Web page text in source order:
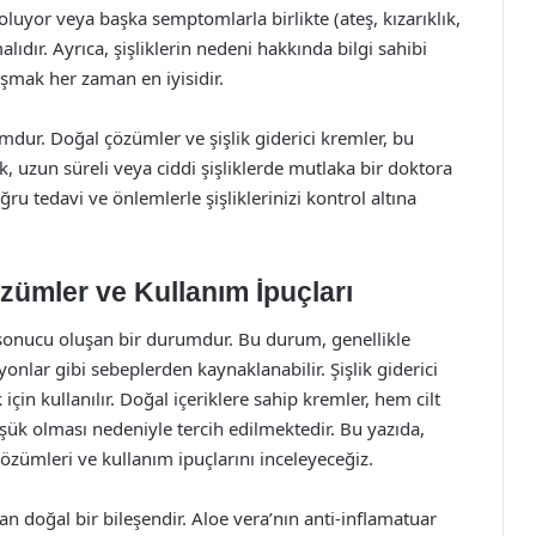
veya başka semptomlarla birlikte (ateş, kızarıklık,
Ayrıca, şişliklerin nedeni hakkında bilgi sahibi
her zaman en iyisidir.
Doğal çözümler ve şişlik giderici kremler, bu
uzun süreli veya ciddi şişliklerde mutlaka bir doktora
tedavi ve önlemlerle şişliklerinizi kontrol altına
ve Kullanım İpuçları
oluşan bir durumdur. Bu durum, genellikle
gibi sebeplerden kaynaklanabilir. Şişlik giderici
kullanılır. Doğal içeriklere sahip kremler, hem cilt
olması nedeniyle tercih edilmektedir. Bu yazıda,
ve kullanım ipuçlarını inceleyeceğiz.
doğal bir bileşendir. Aloe vera’nın anti-inflamatuar